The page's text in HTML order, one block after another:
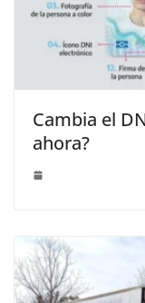
Cambia el
ahora?